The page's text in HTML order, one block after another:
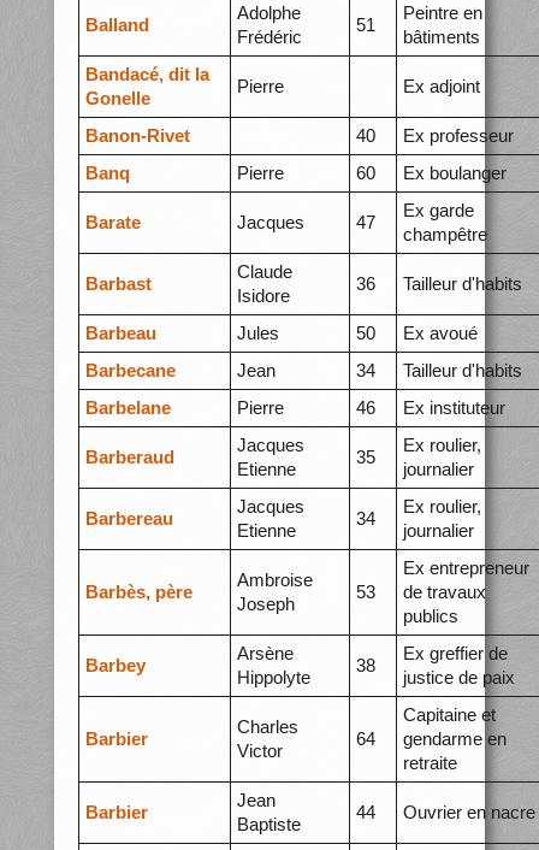
Balland
Adolphe
Frédéric
51
Peintre en
bâtiments
Bandacé, dit la
Gonelle
Pierre Ex adjoint
Banon-Rivet 40
Ex professeur
Banq
Pierre 60 Ex boulanger
Barate Jacques 47
Ex garde
champêtre
Barbast
Claude
Isidore
36 Tailleur d'habits
Barbeau Jules 50
Ex avoué
Barbecane
Jean 34
Tailleur d'habits
Barbelane
Pierre 46 Ex instituteur
Barberaud
Jacques
Etienne
35
Ex roulier,
journalier
Barbereau
Jacques
Etienne
34
Ex roulier,
journalier
Barbès, père
Ambroise
Joseph
53
Ex entrepreneur
de travaux
publics
Barbey
Arsène
Hippolyte
38
Ex greffier de
justice de paix
Barbier
Charles
Victor
64
Capitaine et
gendarme en
retraite
Barbier
Jean
Baptiste
44 Ouvrier en nacre